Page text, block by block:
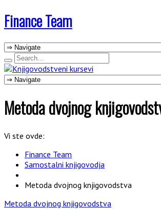
Finance Team
Metoda dvojnog
Vi ste ovde:
Finance Team
Samostalni knjigovodja
Metoda dvojnog knjigovodstva
Metoda dvojnog knjigovodstva